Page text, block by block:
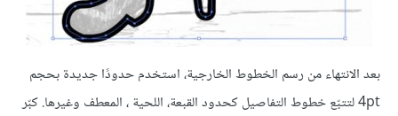
بعد الانتهاء من رسم الخطوط الخارجية، استخدم حدودًا جديدة بحجم
4pt لتتبّع خطوط التفاصيل كحدود القبعة، اللحية ، المعطف وغيرها. كبّر